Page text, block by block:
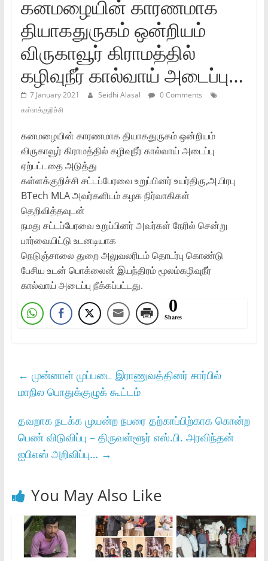
கனமழையின் காரணமாக
தியாகதுருகம் ஒன்றியம்
விருகாவூர் கிராமத்தில்
கழிவுநீர் கால்வாய் அடைப்பு…
7 January 2021 Seidhi Alasal
0 Comments
கள்ளக்குறிச்சி
கனமழையின் காரணமாக தியாகதுருகம் ஒன்றியம்
விருகாவூர் கிராமத்தில் கழிவுநீர் கால்வாய் அடைப்பு
ஏற்பட்டதை அடுத்து
கள்ளக்குறிச்சி சட்டப்பேரவை உறுப்பினர் உயர்திரு,அ.பிரபு
BTech MLA அவர்களிடம் கழக நிர்வாகிகள்
தெறிவித்தவுடன்
நமது சட்டப்பேரவை உறுப்பினர் அவர்கள் நேரில் சென்று
பார்வையிட்டு உடனடியாக
நெடுஞ்சாலை துறை அலுவலரிடம் தொடர்பு கொண்டு
பேசிய உடன் பொக்லைன் இயந்திரம் மூலம்கழிவுநீர்
கால்வாய் அடைப்பு நீக்கப்பட்டது.
0
Shares
← முன்னாள் முப்படை இராணுவத்தினர் சார்பில்
மாநில பொதுக்குழுக் கூட்டம்
தவறாக நடக்க முயன்ற நபரை தற்காப்பிற்காக கொன்ற
பெண் விடுவிப்பு – திருவள்ளூர் எஸ்.பி. அரவிந்தன்
ஐபிஎஸ் அறிவிப்பு… →
You May Also Like